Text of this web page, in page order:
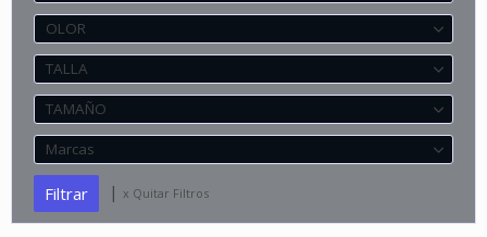
OLOR
TALLA
TAMAÑO
Marcas
| x Quitar Filtros